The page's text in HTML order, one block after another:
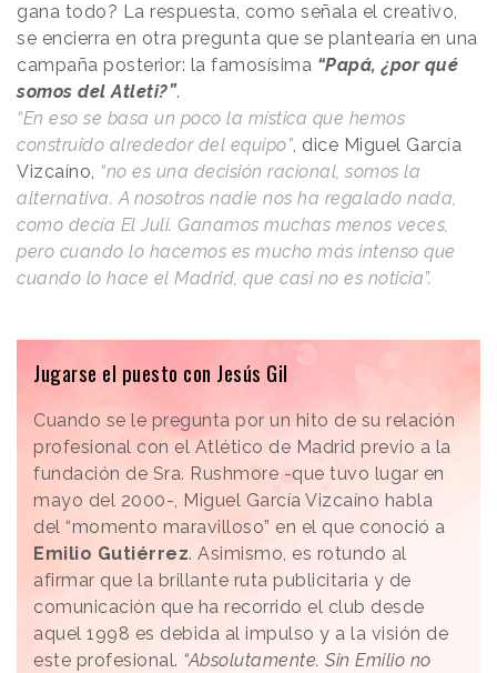
gana todo? La respuesta, como señala el creativo,
se encierra en otra pregunta que se plantearía en una
campaña posterior: la famosísima “Papá, ¿por qué
somos del Atleti?”.
“En eso se basa un poco la mística que hemos
construido alrededor del equipo”, dice Miguel García
Vizcaíno, “no es una decisión racional, somos la
alternativa. A nosotros nadie nos ha regalado nada,
como decía El Juli. Ganamos muchas menos veces,
pero cuando lo hacemos es mucho más intenso que
cuando lo hace el Madrid, que casi no es noticia”.
Jugarse el puesto con Jesús Gil
Cuando se le pregunta por un hito de su relación
profesional con el Atlético de Madrid previo a la
fundación de Sra. Rushmore -que tuvo lugar en
mayo del 2000-, Miguel García Vizcaíno habla
del “momento maravilloso” en el que conoció a
Emilio Gutiérrez. Asimismo, es rotundo al
afirmar que la brillante ruta publicitaria y de
comunicación que ha recorrido el club desde
aquel 1998 es debida al impulso y a la visión de
este profesional. “Absolutamente. Sin Emilio no